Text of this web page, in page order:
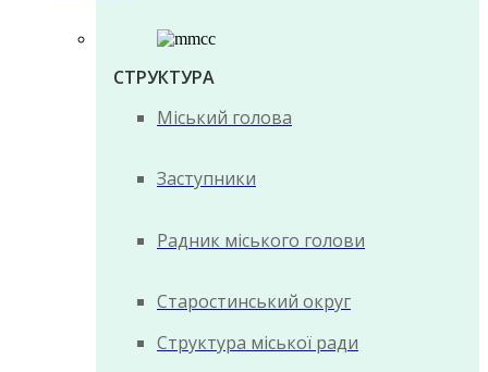
СТРУКТУРА
Міський голова
Заступники
Радник міського голови
Старостинський округ
Структура міської ради